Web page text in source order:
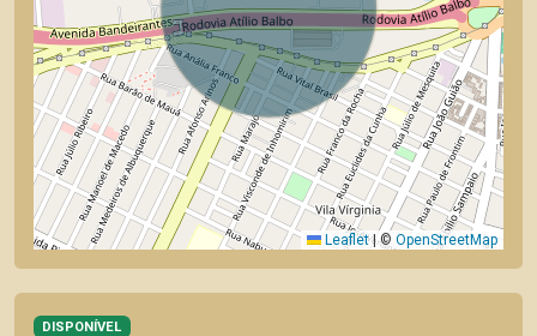
Leaflet |© OpenStreetMap
DISPONÍVEL